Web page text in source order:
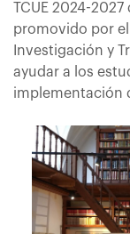
TCUE 2024-
promovido por
Investigación y
ayudar a los
implementación